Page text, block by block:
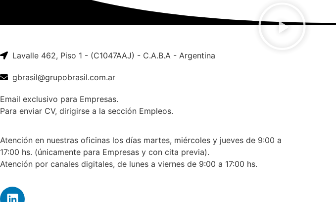
Lavalle 462, Piso 1 - (C1047AAJ) - C.A.B.A - Argentina
gbrasil@grupobrasil.com.ar
Email exclusivo para Empresas.
Para enviar CV, dirigirse a la sección Empleos.
Atención en nuestras oficinas los días martes, miércoles y jueves de 9:00 a
17:00 hs. (únicamente para Empresas y con cita previa).
Atención por canales digitales, de lunes a viernes de 9:00 a 17:00 hs.